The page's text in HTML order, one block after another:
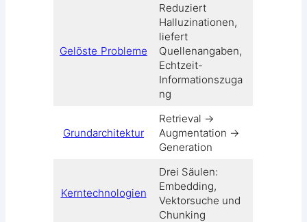
Gelöste Probleme
Reduziert
Halluzinationen,
liefert
Quellenangaben,
Echtzeit-
Informationszuga
ng
Grundarchitektur
Retrieval →
Augmentation →
Generation
Kerntechnologien
Drei Säulen:
Embedding,
Vektorsuche und
Chunking